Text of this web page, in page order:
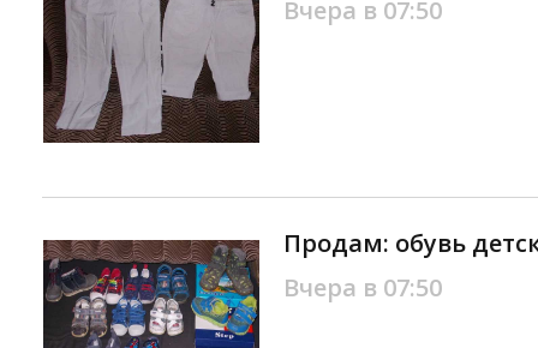
Вчера в 07:50
Продам: обувь
Вчера в 07:50